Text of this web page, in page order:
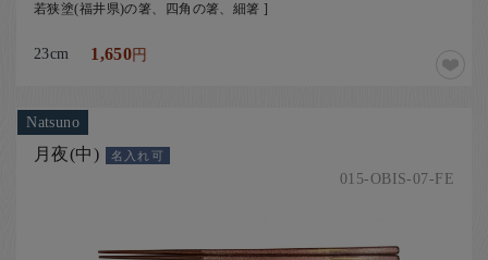
若狭塗(福井県)の箸、四角の箸、細箸 ]
23cm 1,650円
Natsuno
月夜(中) 名入れ可
015-OBIS-07-FE